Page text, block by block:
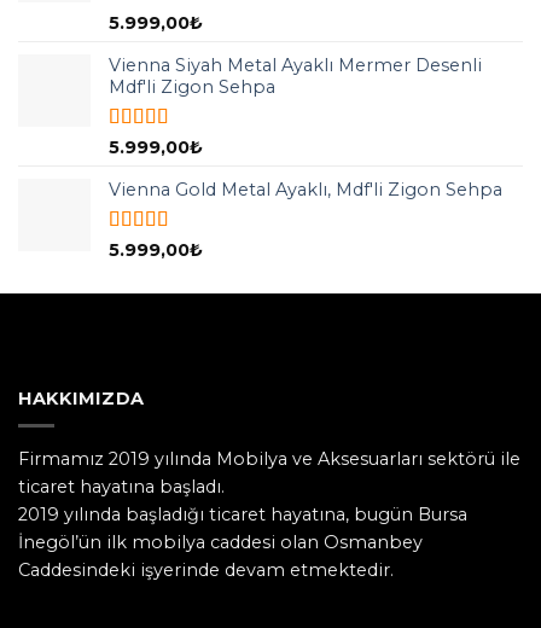
5 üzerinden
5.999,00₺
Vienna Siyah Metal Ayaklı Mermer Desenli
Mdf'li Zigon Sehpa
5 üzerinden
5.999,00₺
Vienna Gold Metal Ayaklı, Mdf'li Zigon Sehpa
5 üzerinden
5.999,00₺
HAKKIMIZDA
Firmamız 2019 yılında Mobilya ve Aksesuarları sektörü ile
ticaret hayatına başladı.
2019 yılında başladığı ticaret hayatına, bugün Bursa
İnegöl’ün ilk mobilya caddesi olan Osmanbey
Caddesindeki işyerinde devam etmektedir.